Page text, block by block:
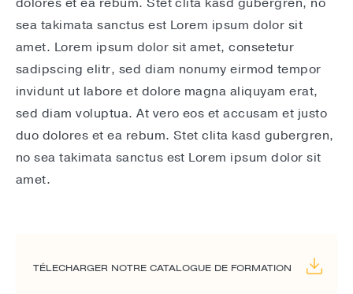
sea takimata sanctus est Lorem ipsum dolor sit
amet. Lorem ipsum dolor sit amet, consetetur
sadipscing elitr, sed diam nonumy eirmod tempor
invidunt ut labore et dolore magna aliquyam erat,
sed diam voluptua. At vero eos et accusam et justo
duo dolores et ea rebum. Stet clita kasd gubergren,
no sea takimata sanctus est Lorem ipsum dolor sit
amet.
TÉLECHARGER NOTRE CATALOGUE DE FORMATION